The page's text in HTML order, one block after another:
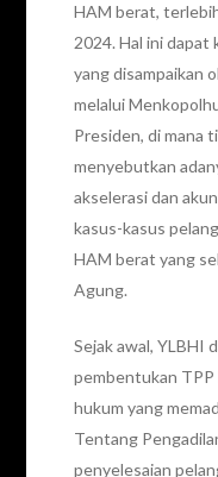
HAM berat,
2024. Hal ini dapat
yang disampaikan
melalui
Presiden, di mana
menyebutkan
akselerasi dan
kasus-kasus
HAM berat yang
Agung.
Sejak awal, YLBHI
pembentukan TPP
hukum yang
Tentang
penyelesaian